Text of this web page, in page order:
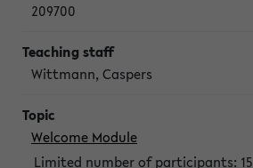
209700
Wittmann, Caspers
Welcome Module
Limited number of participants: 15